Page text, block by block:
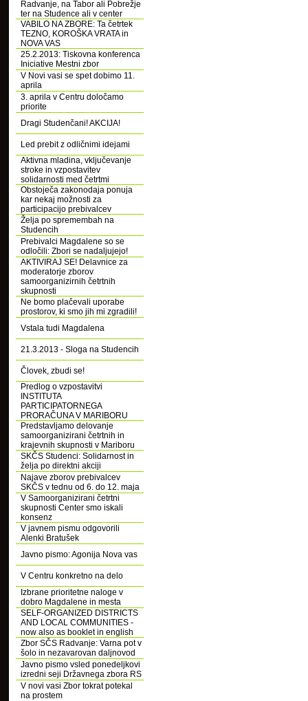
Radvanje, na Tabor ali Pobrežje
ter na Studence ali v center
VABILO NA ZBORE: Ta četrtek
TEZNO, KOROŠKA VRATA in
NOVA VAS
25.2.2013: Tiskovna konferenca
Iniciative Mestni zbor
V Novi vasi se spet dobimo 11.
aprila
3. aprila v Centru določamo
priorite
Dragi Studenčani! AKCIJA!
Led prebit z odličnimi idejami
Aktivna mladina, vključevanje
stroke in vzpostavitev
solidarnosti med četrtmi
Obstoječa zakonodaja ponuja
kar nekaj možnosti za
participacijo prebivalcev
Želja po spremembah na
Studencih
Prebivalci Magdalene so se
odločili: Zbori se nadaljujejo!
AKTIVIRAJ SE! Delavnice za
moderatorje zborov
samoorganizirnih četrtnih
skupnosti
Ne bomo plačevali uporabe
prostorov, ki smo jih mi zgradili!
Vstala tudi Magdalena
21.3.2013 - Sloga na Studencih
Človek, zbudi se!
Predlog o vzpostavitvi
INSTITUTA
PARTICIPATORNEGA
PRORAČUNA V MARIBORU
Predstavljamo delovanje
samoorganizirani četrtnih in
krajevnih skupnosti v Mariboru
SKČS Studenci: Solidarnost in
želja po direktni akciji
Najave zborov prebivalcev
SKČS v tednu od 6. do 12. maja
V Samoorganizirani četrtni
skupnosti Center smo iskali
konsenz
V javnem pismu odgovorili
Alenki Bratušek
Javno pismo: Agonija Nova vas
V Centru konkretno na delo
Izbrane prioritetne naloge v
dobro Magdalene in mesta
SELF-ORGANIZED DISTRICTS
AND LOCAL COMMUNITIES -
now also as booklet in english
Zbor SČS Radvanje: Varna pot v
šolo in nezavarovan daljnovod
Javno pismo vsled ponedeljkovi
izredni seji Državnega zbora RS
V novi vasi Zbor tokrat potekal
na prostem